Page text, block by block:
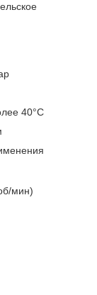
40°С
мин)